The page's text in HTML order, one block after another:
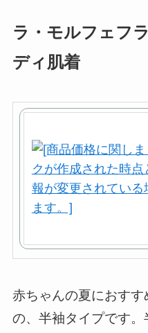
ラ・モルフェフ
ディ肌着
赤ちゃんの夏におす
の、半袖タイプです